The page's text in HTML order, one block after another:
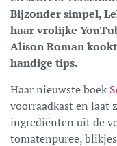
Bijzonder simpel,
haar vrolijke
Alison Roman
handige tips.
Haar nieuwste boek
voorraadkast en laat
ingrediënten uit de
tomatenpuree,